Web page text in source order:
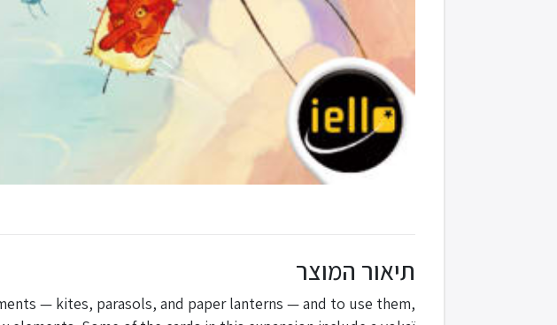
תיאור המוצר
— kites, parasols, and paper lanterns — and to use them,